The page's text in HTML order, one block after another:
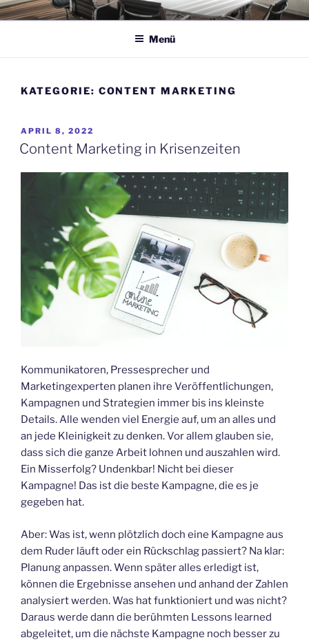
Zum
InhaltJOCHEN LANGE
KOMMUNIKATION
Menü
KATEGORIE: CONTENT MARKETING
VERÖFFENTLICHT
AM
APRIL 8, 2022
Content Marketing in Krisenzeiten
Kommunikatoren, Pressesprecher und
Marketingexperten planen ihre Veröffentlichungen,
Kampagnen und Strategien immer bis ins kleinste
Details. Alle wenden viel Energie auf, um an alles und
an jede Kleinigkeit zu denken. Vor allem glauben sie,
dass sich die ganze Arbeit lohnen und auszahlen wird.
Ein Misserfolg? Undenkbar! Nicht bei dieser
Kampagne! Das ist die beste Kampagne, die es je
gegeben hat.
Aber: Was ist, wenn plötzlich doch eine Kampagne aus
dem Ruder läuft oder ein Rückschlag passiert? Na klar:
Planung anpassen. Wenn später alles erledigt ist,
können die Ergebnisse ansehen und anhand der Zahlen
analysiert werden. Was hat funktioniert und was nicht?
Daraus werde dann die berühmten Lessons learned
abgeleitet, um die nächste Kampagne noch besser zu